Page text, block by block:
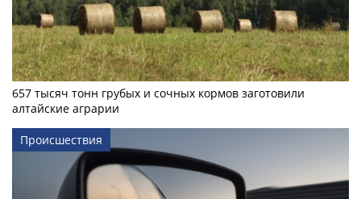
657 тысяч тонн грубых и сочных кормов заготовили
алтайские аграрии
Происшествия